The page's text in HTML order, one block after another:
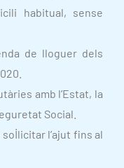
habitual, sense
de lloguer dels
amb l’Estat, la
Social.
l’ajut fins al